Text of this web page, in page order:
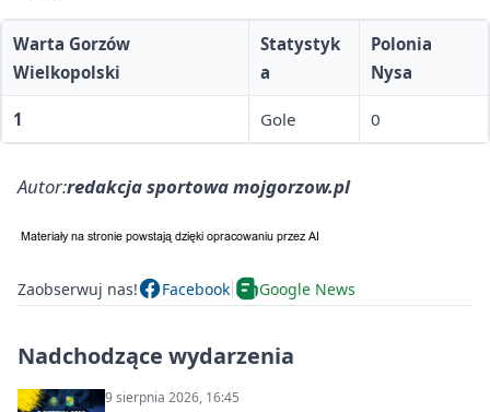
Warta Gorzów
Wielkopolski
Statystyk
a
Polonia
Nysa
1 Gole 0
Autor:redakcja sportowa mojgorzow.pl
Zaobserwuj nas! Facebook Google News
Nadchodzące wydarzenia
9 sierpnia 2026, 16:45